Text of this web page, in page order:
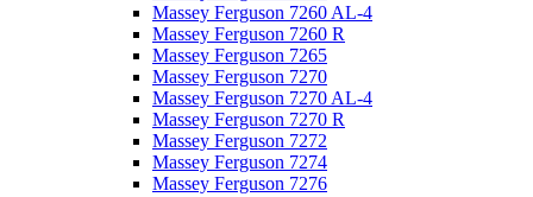
Massey Ferguson 7260 AL-4
Massey Ferguson 7260 R
Massey Ferguson 7265
Massey Ferguson 7270
Massey Ferguson 7270 AL-4
Massey Ferguson 7270 R
Massey Ferguson 7272
Massey Ferguson 7274
Massey Ferguson 7276